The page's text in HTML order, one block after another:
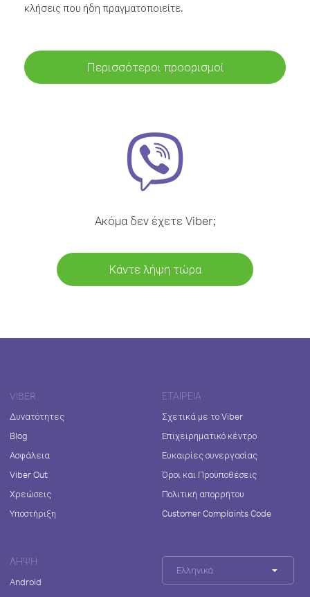
κλήσεις που ήδη πραγματοποιείτε.
Περισσότεροι προορισμοί
Ακόμα δεν έχετε Viber;
Κάντε λήψη τώρα
VIBER
Δυνατότητες
Blog
Ασφάλεια
Viber Out
Χρεώσεις
Υποστήριξη
ΕΤΑΙΡΕΊΑ
Σχετικά με το Viber
Επιχειρηματικό κέντρο
Ευκαιρίες συνεργασίας
Όροι και Προϋποθέσεις
Πολιτική απορρήτου
Customer Complaints Code
ΛΉΨΗ
Android
Ελληνικά